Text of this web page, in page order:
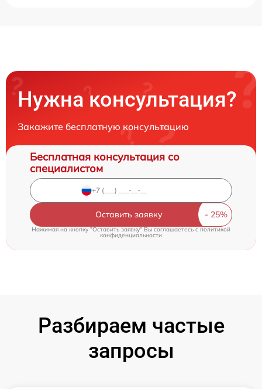
Нужна консультация?
Закажите бесплатную консультацию
Бесплатная консультация со
специалистом
Оставить заявку
Нажимая на кнопку "Оставить заявку" Вы соглашаетесь cполитикой
конфиденциальности
Разбираем частые
запросы